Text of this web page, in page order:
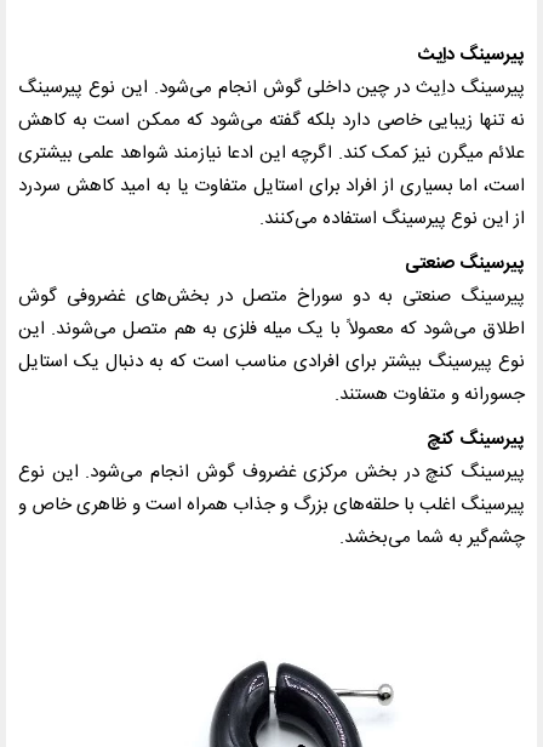
پیرسینگ داِیث
پیرسینگ داِیث در چین داخلی گوش انجام می‌شود. این نوع پیرسینگ
نه تنها زیبایی خاصی دارد بلکه گفته می‌شود که ممکن است به کاهش
علائم میگرن نیز کمک کند. اگرچه این ادعا نیازمند شواهد علمی بیشتری
است، اما بسیاری از افراد برای استایل متفاوت یا به امید کاهش سردرد
از این نوع پیرسینگ استفاده می‌کنند.
پیرسینگ صنعتی
پیرسینگ صنعتی به دو سوراخ متصل در بخش‌های غضروفی گوش
اطلاق می‌شود که معمولاً با یک میله فلزی به هم متصل می‌شوند. این
نوع پیرسینگ بیشتر برای افرادی مناسب است که به دنبال یک استایل
جسورانه و متفاوت هستند.
پیرسینگ کنچ
پیرسینگ کنچ در بخش مرکزی غضروف گوش انجام می‌شود. این نوع
پیرسینگ اغلب با حلقه‌های بزرگ و جذاب همراه است و ظاهری خاص و
چشم‌گیر به شما می‌بخشد.